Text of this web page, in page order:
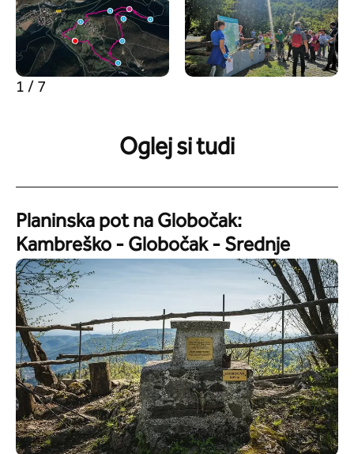
1 / 7
Oglej si tudi
Planinska pot na Globočak:
Kambreško - Globočak - Srednje